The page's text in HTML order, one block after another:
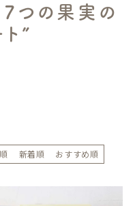
7つの果実の
”
新着順 おすすめ順